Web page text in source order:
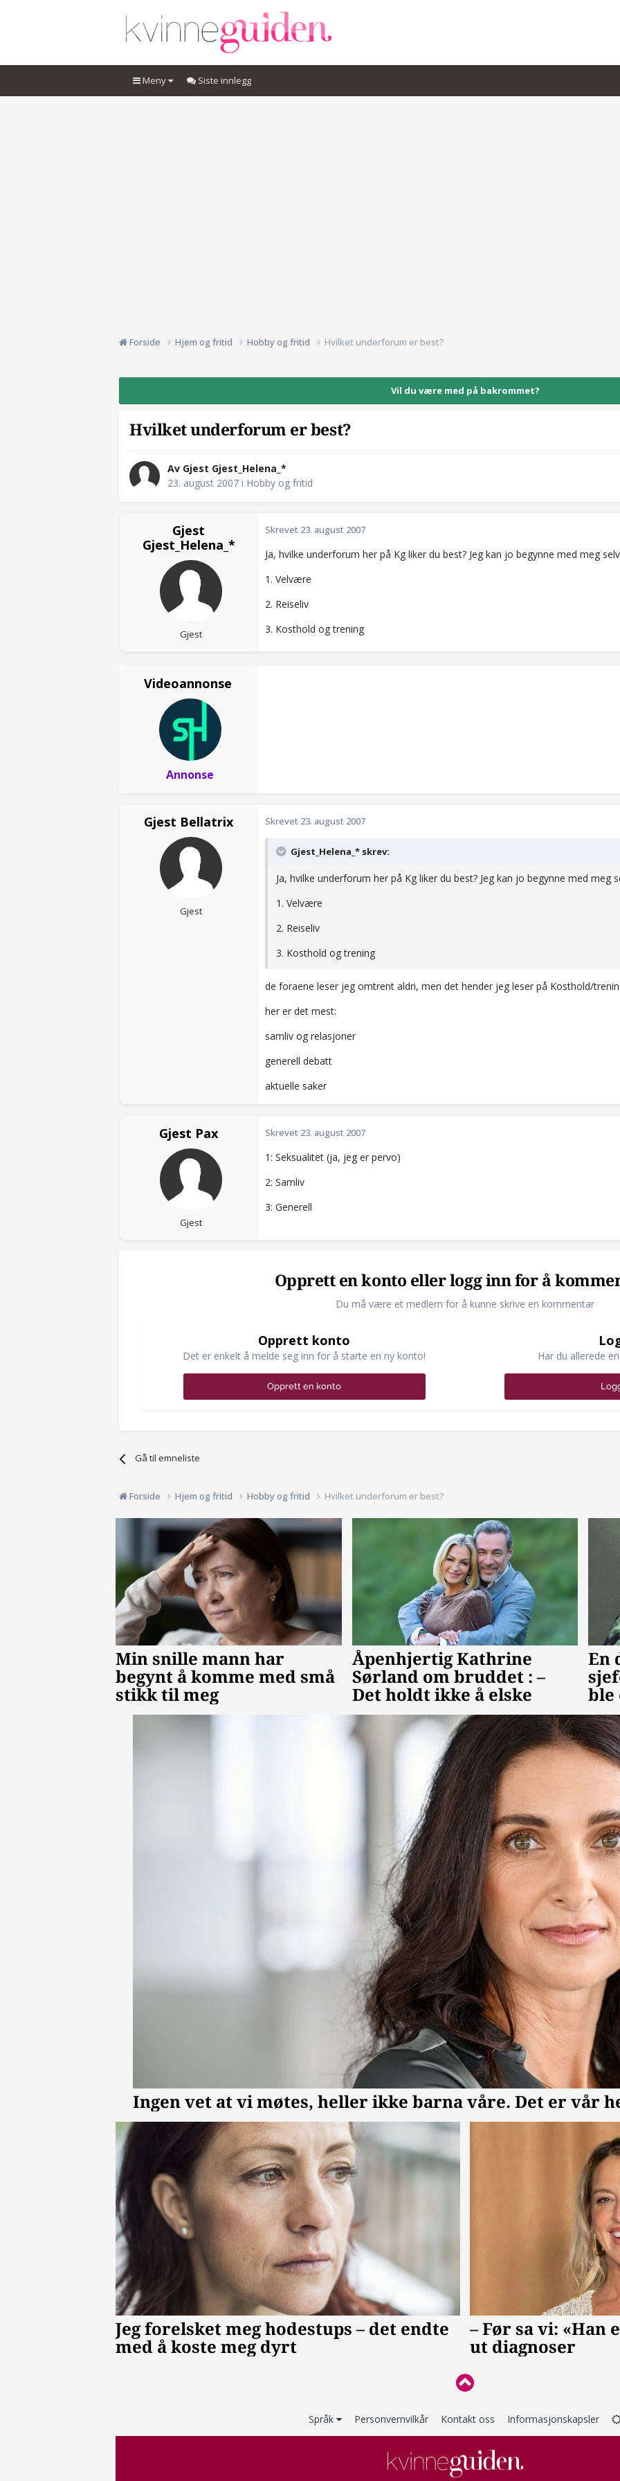
Meny Siste innlegg
Forside Hjem og fritid Hobby og fritid Hvilket underforum er best?
Vil du være med på bakrommet?
Hvilket underforum er best?
Av Gjest Gjest_Helena_*
23. august 2007 i Hobby og fritid
Gjest
Gjest_Helena_*
Gjest
Skrevet 23. august 2007
Ja, hvilke underforum her på Kg liker du best? Jeg kan jo begynne med meg
1. Velvære
2. Reiseliv
3. Kosthold og trening
Videoannonse
Annonse
Gjest Bellatrix
Gjest
Skrevet 23. august 2007
Gjest_Helena_* skrev:
Ja, hvilke underforum her på Kg liker du best? Jeg kan jo begynne med meg
1. Velvære
2. Reiseliv
3. Kosthold og trening
de foraene leser jeg omtrent aldri, men det hender jeg leser på Kosthold/
her er det mest:
samliv og relasjoner
generell debatt
aktuelle saker
Gjest Pax
Gjest
Skrevet 23. august 2007
1: Seksualitet (ja, jeg er pervo)
2: Samliv
3: Generell
Opprett en konto eller logg inn for å
Du må være et medlem for å kunne skrive en kommentar
Opprett konto
Det er enkelt å melde seg inn for å starte en ny konto!
Opprett en konto
Har du allerede
Gå til emneliste
Forside Hjem og fritid Hobby og fritid Hvilket underforum er best?
Språk Personvernvilkår Kontakt oss Informasjonskapsler